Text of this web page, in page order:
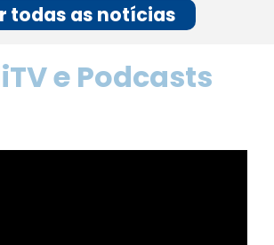
BDMG e o sistema de gestão